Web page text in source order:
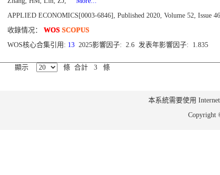
APPLIED ECONOMICS[0003-6846], Published 2020, Volume 52, Issue
收錄情况： WOS SCOPUS
WOS核心合集引用: 13 2025影響因子: 2.6 发表年影響因子: 1.835
顯示 條 合計 3 條
本系統需要使用
Copyright